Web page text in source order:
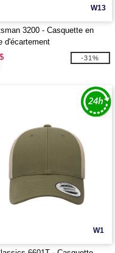
W13
3200 - Casquette en
d'écartement
-31%
W1